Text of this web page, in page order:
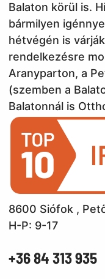
Balaton körül is.
bármilyen
hétvégén is
rendelkezésre
Aranyparton, a
(szemben a
Balatonnál is
8600 Siófok ,
H-P: 9-17
+36 84 313 935